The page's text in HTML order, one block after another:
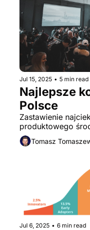
Jul 15, 2025 • 5 min read
Najlepsze
Polsce
Zastawienie
produktowego
Tomasz
Jul 6, 2025 • 6 min read